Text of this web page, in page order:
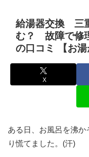
給湯器交換 三
む？ 故障で修
の口コミ 【お湯
X
ある日、お風呂を沸
り慌てました。(汗)